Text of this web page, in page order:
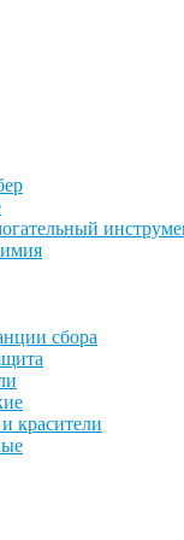
сбора
красители